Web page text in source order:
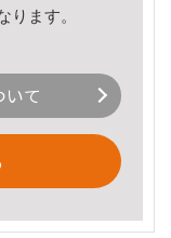
ります。
て